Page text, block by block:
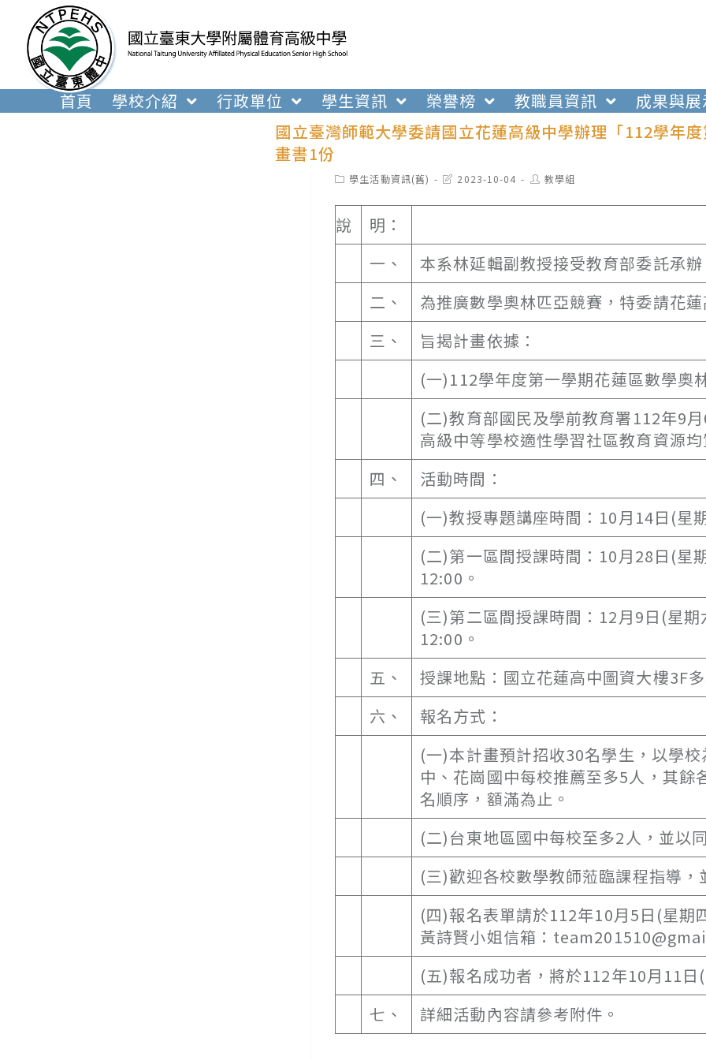
內
首頁 學校介紹 行政單位 學生資訊 榮譽榜 教職員資訊
成果與
國立臺灣師範大學委請國立花蓮高級中學辦理「112學年
畫書1份
Post學生活動資訊(舊)
Post2023-10-04
Post教學組
說
明：
一、
本系林延輯副教授接受教育部委託承
二、
為推廣數學奧林匹亞競賽，特委請花
三、
旨揭計畫依據：
(一)112學年度第一學期花蓮區數學奧
(二)教育部國民及學前教育署112年9
高級中等學校適性學習社區教育資源
四、
活動時間：
(一)教授專題講座時間：10月14日(星
(二)第一區間授課時間：10月28日(星
12:00。
(三)第二區間授課時間：12月9日(星
12:00。
五、
授課地點：國立花蓮高中圖資大樓3F
六、
報名方式：
(一)本計畫預計招收30名學生，以學
中、花崗國中每校推薦至多5人，其
名順序，額滿為止。
(二)台東地區國中每校至多2人，並以
(三)歡迎各校數學教師蒞臨課程指導
(四)報名表單請於112年10月5日(星期
黃詩賢小姐信箱：
(五)報名成功者，將於112年10月11
七、
詳細活動內容請參考附件。